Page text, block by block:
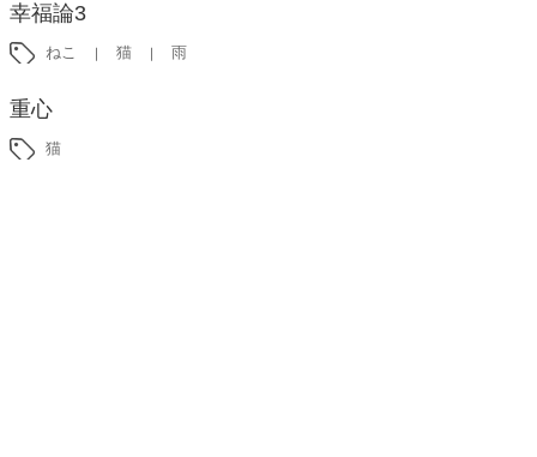
幸福論3
ねこ 猫 雨
重心
猫